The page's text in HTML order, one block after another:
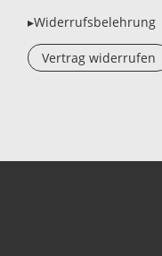
▸Widerrufsbelehrung
Vertrag widerrufen